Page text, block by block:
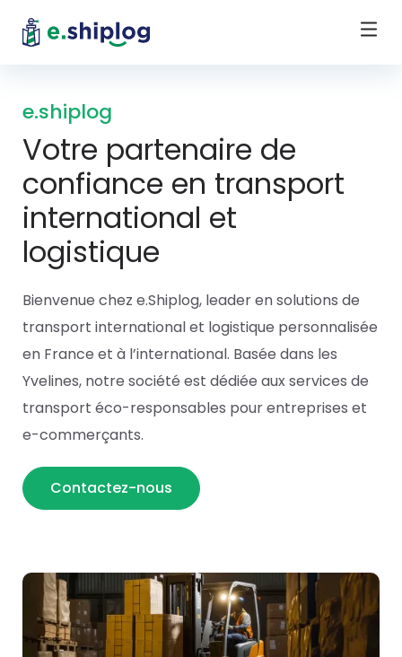
e.shiplog
Votre partenaire de
confiance en transport
international et
logistique
Bienvenue chez e.Shiplog, leader en solutions de
transport international et logistique personnalisée
en France et à l’international. Basée dans les
Yvelines, notre société est dédiée aux services de
transport éco-responsables pour entreprises et
e-commerçants.
Contactez-nous